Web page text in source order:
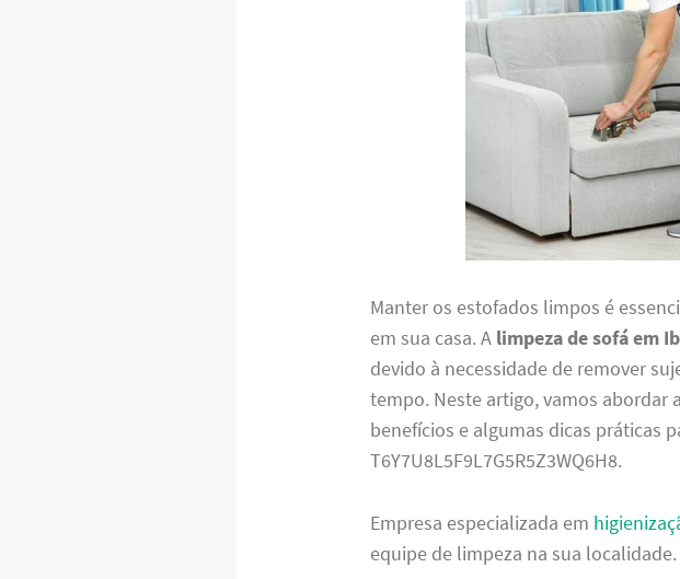
Manter os estofados limpos é
em sua casa. A limpeza de sofá em
devido à necessidade de remover
tempo. Neste artigo, vamos abordar
benefícios e algumas dicas práticas
T6Y7U8L5F9L7G5R5Z3WQ6H8.
Empresa especializada em
equipe de limpeza na sua localidade.